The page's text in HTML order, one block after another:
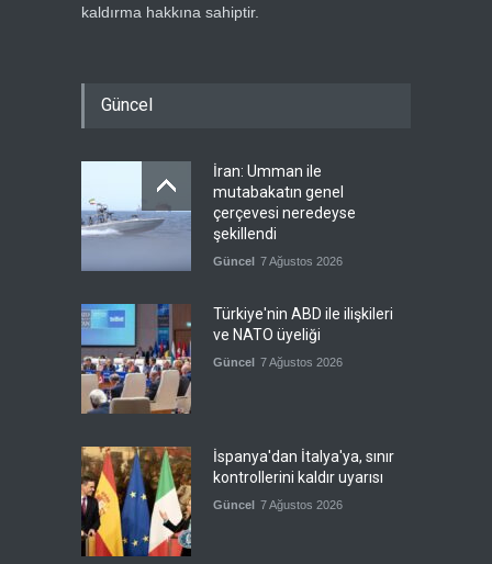
kaldırma hakkına sahiptir.
Güncel
İran: Umman ile
mutabakatın genel
çerçevesi neredeyse
şekillendi
Güncel 7 Ağustos 2026
Türkiye'nin ABD ile ilişkileri
ve NATO üyeliği
Güncel 7 Ağustos 2026
İspanya'dan İtalya'ya, sınır
kontrollerini kaldır uyarısı
Güncel 7 Ağustos 2026